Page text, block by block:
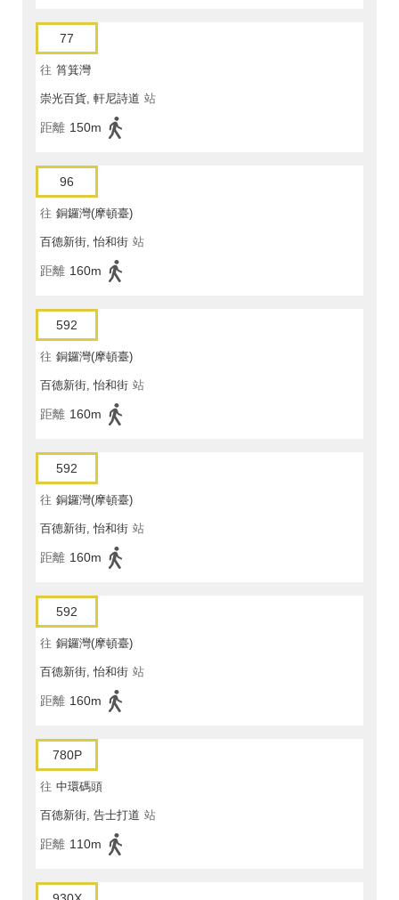
77
往 筲箕灣
崇光百貨, 軒尼詩道 站
距離 150m
96
往 銅鑼灣(摩頓臺)
百德新街, 怡和街 站
距離 160m
592
往 銅鑼灣(摩頓臺)
百德新街, 怡和街 站
距離 160m
592
往 銅鑼灣(摩頓臺)
百德新街, 怡和街 站
距離 160m
592
往 銅鑼灣(摩頓臺)
百德新街, 怡和街 站
距離 160m
780P
往 中環碼頭
百德新街, 告士打道 站
距離 110m